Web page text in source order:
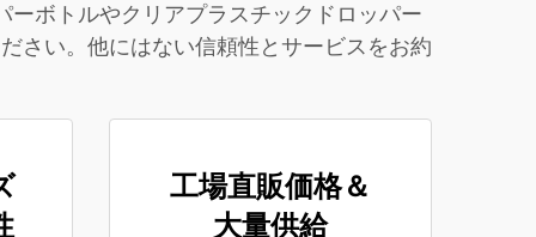
ボトルやクリアプラスチックドロッパー
さい。他にはない信頼性とサービスをお約
工場直販価格＆
大量供給